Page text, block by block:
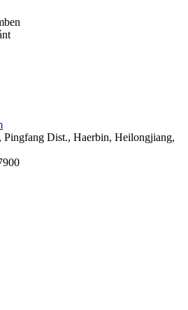
Dist., Haerbin, Heilongjiang,